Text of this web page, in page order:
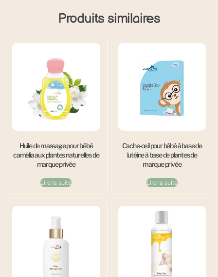
Produits similaires
Huile de massage pour bébé
camélia aux plantes naturelles de
marque privée
Lire la suite
Cache-œil pour bébé à base de
lutéine à base de plantes de
marque privée
Lire la suite